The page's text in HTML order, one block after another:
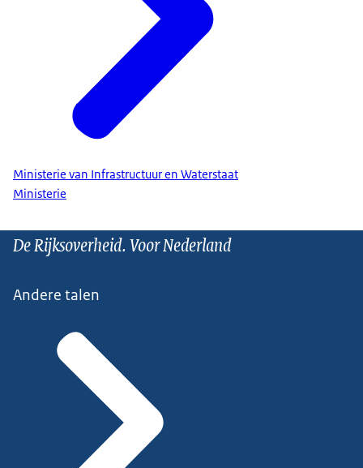
Ministerie van Infrastructuur en Waterstaat
Ministerie
De Rijksoverheid. Voor Nederland
Andere talen